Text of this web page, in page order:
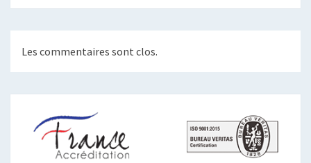
Les commentaires sont clos.